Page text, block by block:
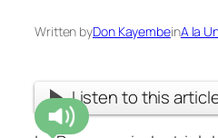
Written byDon KayembeinA la
Listen to this